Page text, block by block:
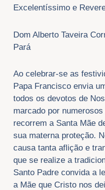
Excelentíssimo e
Dom Alberto Taveira
Pará
Ao celebrar-se as
Papa Francisco envia
todos os devotos de
marcado por
recorrem a Santa Mãe
sua materna proteção.
causa tanta aflição e
que se realize a
Santo Padre convida a
a Mãe que Cristo nos